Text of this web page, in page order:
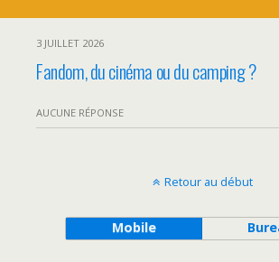
3 JUILLET 2026
Fandom, du cinéma ou du camping ?
AUCUNE RÉPONSE
Retour au début
Mobile